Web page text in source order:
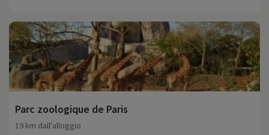
Parc zoologique de Paris
19 km dall'alloggio